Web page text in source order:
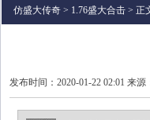
仿盛大传奇 > 1.76盛大合击 > 正
发布时间：2020-01-22 02:01 来源